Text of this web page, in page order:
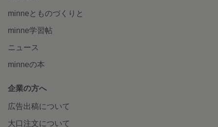
minneとものづくりと
minne学習帖
ニュース
minneの本
企業の方へ
広告出稿について
大口注文について